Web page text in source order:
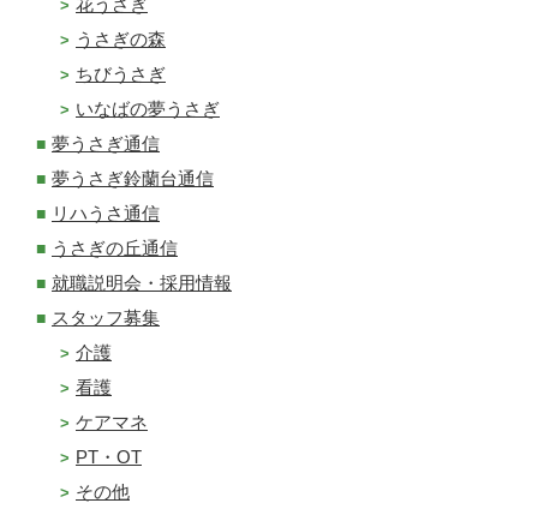
花うさぎ
うさぎの森
ちびうさぎ
いなばの夢うさぎ
夢うさぎ通信
夢うさぎ鈴蘭台通信
リハうさ通信
うさぎの丘通信
就職説明会・採用情報
スタッフ募集
介護
看護
ケアマネ
PT・OT
その他